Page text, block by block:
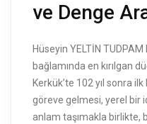
ve Denge
Hüseyin YELTİN TUDPAM
bağlamında en kırılgan
Kerkük’te 102 yıl sonra
göreve gelmesi, yerel bir
anlam taşımakla birlikte,